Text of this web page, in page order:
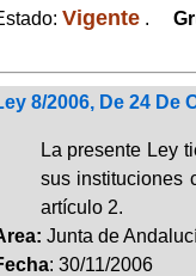
Vigente.
8/2006, De 24
La presente Ley
sus instituciones
artículo 2.
Junta de
: 30/11/2006